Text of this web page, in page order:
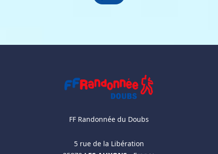
FF Randonnée du Doubs
5 rue de la Libération